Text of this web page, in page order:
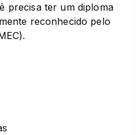
precisa ter um diploma
reconhecido pelo